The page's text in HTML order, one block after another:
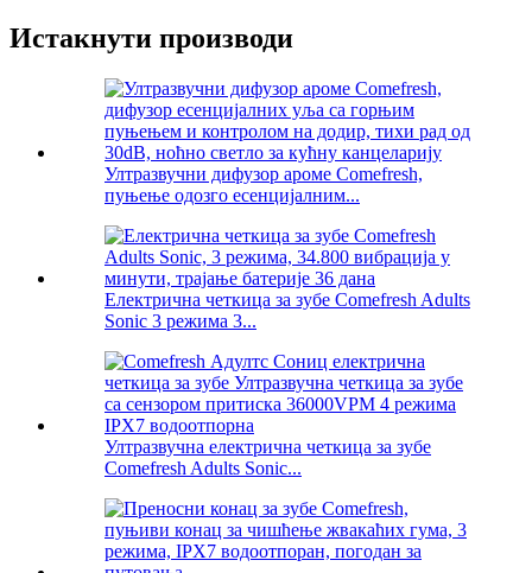
Истакнути производи
Ултразвучни дифузор ароме Comefresh,
пуњење одозго есенцијалним...
Електрична четкица за зубе Comefresh Adults
Sonic 3 режима 3...
Ултразвучна електрична четкица за зубе
Comefresh Adults Sonic...